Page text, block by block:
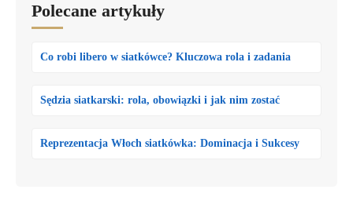
Polecane artykuły
Co robi libero w siatkówce? Kluczowa rola i zadania
Sędzia siatkarski: rola, obowiązki i jak nim zostać
Reprezentacja Włoch siatkówka: Dominacja i Sukcesy